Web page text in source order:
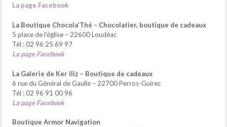
La page Facebook
La Boutique Chocola’Thé – Chocolatier, boutique de cadeaux
5 place de l’église – 22600 Loudéac
Tél : 02 96 25 69 97
La page Facebook
La Galerie de Ker Iliz – Boutique de cadeaux
6 rue du Général de Gaulle – 22700 Perros-Guirec
Tél : 02 96 91 00 96
La page Facebook
Boutique Armor Navigation